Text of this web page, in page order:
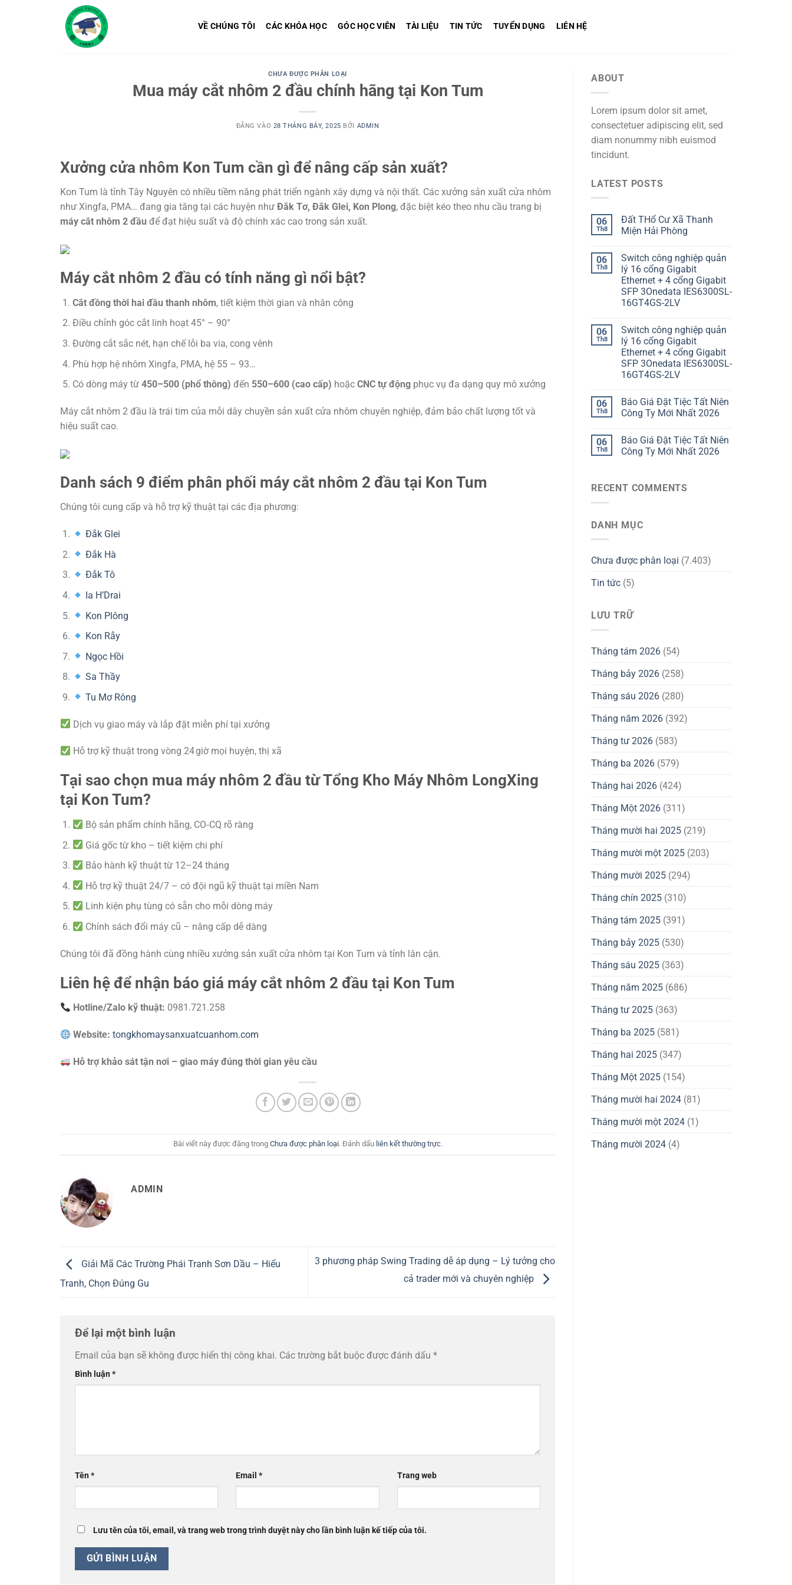
VỀ CHÚNG TÔI CÁC KHÓA HỌC GÓC HỌC VIÊN TÀI LIỆU TIN TỨC TUYỂN DỤNG LIÊN HỆ
CHƯA ĐƯỢC PHÂN LOẠI
Mua máy cắt nhôm 2 đầu chính hãng tại Kon Tum
ĐĂNG VÀO 28 THÁNG BẢY, 2025 BỞI ADMIN
Xưởng cửa nhôm Kon Tum cần gì để nâng cấp sản xuất?
Kon Tum là tỉnh Tây Nguyên có nhiều tiềm năng phát triển ngành xây dựng và nội thất. Các xưởng sản xuất cửa nhôm
như Xingfa, PMA… đang gia tăng tại các huyện như Đắk Tơ, Đắk Glei, Kon Plong, đặc biệt kéo theo nhu cầu trang bị
máy cắt nhôm 2 đầu để đạt hiệu suất và độ chính xác cao trong sản xuất.
Máy cắt nhôm 2 đầu có tính năng gì nổi bật?
Cắt đồng thời hai đầu thanh nhôm, tiết kiệm thời gian và nhân công
Điều chỉnh góc cắt linh hoạt 45° – 90°
Đường cắt sắc nét, hạn chế lỗi ba via, cong vênh
Phù hợp hệ nhôm Xingfa, PMA, hệ 55 – 93…
Có dòng máy từ 450–500 (phổ thông) đến 550–600 (cao cấp) hoặc CNC tự độngphục vụ đa dạng quy mô xưởng
Máy cắt nhôm 2 đầu là trái tim của mỗi dây chuyền sản xuất cửa nhôm chuyên nghiệp, đảm bảo chất lượng tốt và
hiệu suất cao.
Danh sách 9 điểm phân phối máy cắt nhôm 2 đầu tại Kon Tum
Chúng tôi cung cấp và hỗ trợ kỹ thuật tại các địa phương:
Đắk Glei
Đắk Hà
Đắk Tô
Ia H’Drai
Kon Plông
Kon Rẫy
Ngọc Hồi
Sa Thầy
Tu Mơ Rông
Dịch vụ giao máy và lắp đặt miễn phí tại xưởng
Hỗ trợ kỹ thuật trong vòng 24 giờ mọi huyện, thị xã
Tại sao chọn mua máy nhôm 2 đầu từ Tổng Kho Máy Nhôm LongXing
tại Kon Tum?
Bộ sản phẩm chính hãng, CO‑CQ rõ ràng
Giá gốc từ kho – tiết kiệm chi phí
Bảo hành kỹ thuật từ 12–24 tháng
Hỗ trợ kỹ thuật 24/7 – có đội ngũ kỹ thuật tại miền Nam
Linh kiện phụ tùng có sẵn cho mỗi dòng máy
Chính sách đổi máy cũ – nâng cấp dễ dàng
Chúng tôi đã đồng hành cùng nhiều xưởng sản xuất cửa nhôm tại Kon Tum và tỉnh lân cận.
Liên hệ để nhận báo giá máy cắt nhôm 2 đầu tại Kon Tum
Hotline/Zalo kỹ thuật: 0981.721.258
Website: tongkhomaysanxuatcuanhom.com
Hỗ trợ khảo sát tận nơi – giao máy đúng thời gian yêu cầu
Bài viết này được đăng trong Chưa được phân loại. Đánh dấu liên kết thường trực.
ADMIN
Giải Mã Các Trường Phái Tranh Sơn Dầu – Hiểu
Tranh, Chọn Đúng Gu
3 phương pháp Swing Trading dễ áp dụng – Lý tưởng cho
cả trader mới và chuyên nghiệp
Để lại một bình luận
Email của bạn sẽ không được hiển thị công khai. Các trường bắt buộc được đánh dấu *
Bình luận*
Tên* Email* Trang web
Lưu tên của tôi, email, và trang web trong trình duyệt này cho lần bình luận kế tiếp của tôi.
ABOUT
Lorem ipsum dolor sit amet,
consectetuer adipiscing elit, sed
diam nonummy nibh euismod
tincidunt.
LATEST POSTS
06
Th8
Đất THổ Cư Xã Thanh
Miện Hải Phòng
06
Th8
Switch công nghiệp quản
lý 16 cổng Gigabit
Ethernet + 4 cổng Gigabit
SFP 3Onedata IES6300SL-
16GT4GS-2LV
06
Th8
Switch công nghiệp quản
lý 16 cổng Gigabit
Ethernet + 4 cổng Gigabit
SFP 3Onedata IES6300SL-
16GT4GS-2LV
06
Th8
Báo Giá Đặt Tiệc Tất Niên
Công Ty Mới Nhất 2026
06
Th8
Báo Giá Đặt Tiệc Tất Niên
Công Ty Mới Nhất 2026
RECENT COMMENTS
DANH MỤC
Chưa được phân loại (7.403)
Tin tức (5)
LƯU TRỮ
Tháng tám 2026 (54)
Tháng bảy 2026 (258)
Tháng sáu 2026 (280)
Tháng năm 2026 (392)
Tháng tư 2026 (583)
Tháng ba 2026 (579)
Tháng hai 2026 (424)
Tháng Một 2026 (311)
Tháng mười hai 2025 (219)
Tháng mười một 2025 (203)
Tháng mười 2025 (294)
Tháng chín 2025 (310)
Tháng tám 2025 (391)
Tháng bảy 2025 (530)
Tháng sáu 2025 (363)
Tháng năm 2025 (686)
Tháng tư 2025 (363)
Tháng ba 2025 (581)
Tháng hai 2025 (347)
Tháng Một 2025 (154)
Tháng mười hai 2024 (81)
Tháng mười một 2024 (1)
Tháng mười 2024 (4)